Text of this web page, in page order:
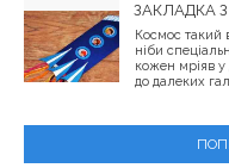
ЗАКЛАДКА З
Космос такий
ніби
кожен мріяв у
до далеких